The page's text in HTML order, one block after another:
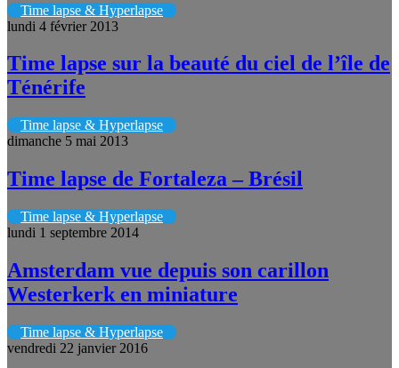
Time lapse & Hyperlapse
lundi 4 février 2013
Time lapse sur la beauté du ciel de l’île de
Ténérife
Time lapse & Hyperlapse
dimanche 5 mai 2013
Time lapse de Fortaleza – Brésil
Time lapse & Hyperlapse
lundi 1 septembre 2014
Amsterdam vue depuis son carillon
Westerkerk en miniature
Time lapse & Hyperlapse
vendredi 22 janvier 2016